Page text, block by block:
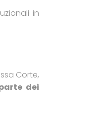
in
Corte,
dei